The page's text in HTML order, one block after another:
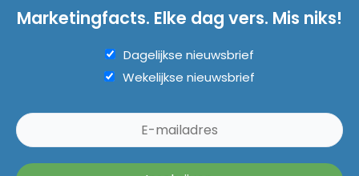
Marketingfacts. Elke dag vers. Mis niks!
Dagelijkse nieuwsbrief
Wekelijkse nieuwsbrief